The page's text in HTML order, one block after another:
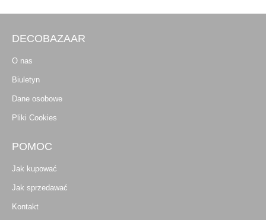
DECOBAZAAR
O nas
Biuletyn
Dane osobowe
Pliki Cookies
POMOC
Jak kupować
Jak sprzedawać
Kontakt